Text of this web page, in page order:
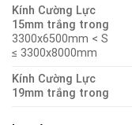
Kính Cường Lực
15mm trắng trong
3300x6500mm < S
≤ 3300x8000mm
Kính Cường Lực
19mm trắng trong